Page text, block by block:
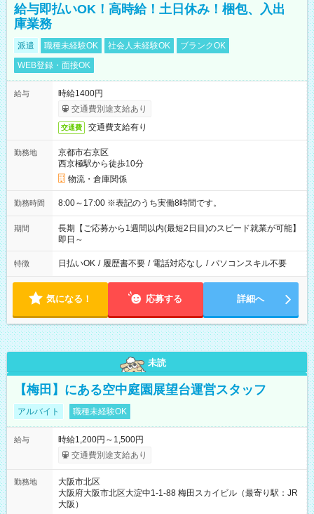
給与即払いOK！高時給！土日休み！梱包、入出
庫業務
派遣 職種未経験OK 社会人未経験OK
ブランクOK
WEB登録・面接OK
給与
時給1400円
交通費別途支給あり
交通費 交通費支給有り
勤務地
京都市右京区
西京極駅から徒歩10分
物流・倉庫関係
勤務時間 8:00～17:00 ※表記のうち実働8時間です。
期間
長期【ご応募から1週間以内(最短2日目)のスピード就業が可能】
即日～
特徴 日払いOK / 履歴書不要 / 電話対応なし / パソコンスキル不要
気になる！ 応募する 詳細へ
未読
【梅田】にある空中庭園展望台運営スタッフ
アルバイト 職種未経験OK
給与
時給1,200円～1,500円
交通費別途支給あり
勤務地
大阪市北区
大阪府大阪市北区大淀中1-1-88 梅田スカイビル（最寄り駅：JR
大阪）